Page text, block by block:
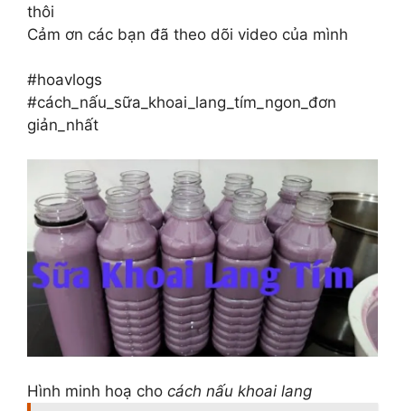
thôi
Cảm ơn các bạn đã theo dõi video của mình
#hoavlogs
#cách_nấu_sữa_khoai_lang_tím_ngon_đơn
giản_nhất
Hình minh hoạ cho cách nấu khoai lang